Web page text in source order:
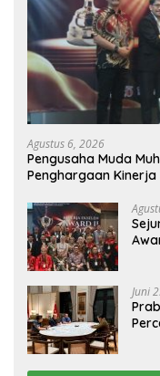
Agustus 6, 2026
Pengusaha Muda
Penghargaan Kinerja
Juni